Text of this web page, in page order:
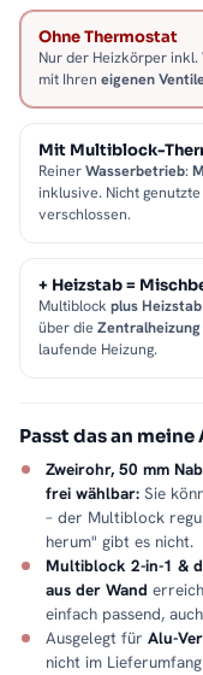
Ohne Thermostat
Nur der Heizkörper inkl.
mit Ihren eigenen
Mit Multiblock-
ReinerWasserbetrieb:
inklusive. Nicht
verschlossen.
+ Heizstab =
Multiblock plus Heizstab
über die
laufende Heizung.
Passt das an meine
Zweirohr, 50 mm
frei wählbar: Sie
– der Multiblock
herum" gibt es nicht.
Multiblock 2-in-1 &
aus der Wand
einfach passend,
Ausgelegt für Alu-
nicht im